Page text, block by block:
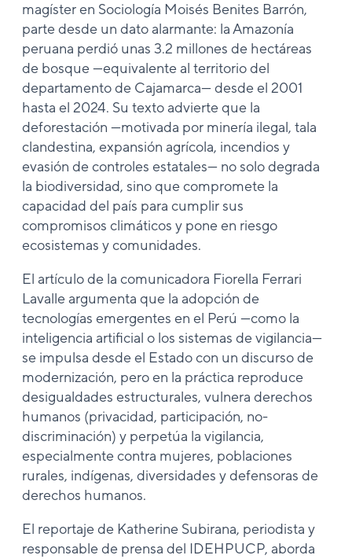
magíster en Sociología Moisés Benites Barrón,
parte desde un dato alarmante: la Amazonía
peruana perdió unas 3.2 millones de hectáreas
de bosque —equivalente al territorio del
departamento de Cajamarca— desde el 2001
hasta el 2024. Su texto advierte que la
deforestación —motivada por minería ilegal, tala
clandestina, expansión agrícola, incendios y
evasión de controles estatales— no solo degrada
la biodiversidad, sino que compromete la
capacidad del país para cumplir sus
compromisos climáticos y pone en riesgo
ecosistemas y comunidades.
El artículo de la comunicadora Fiorella Ferrari
Lavalle argumenta que la adopción de
tecnologías emergentes en el Perú —como la
inteligencia artificial o los sistemas de vigilancia—
se impulsa desde el Estado con un discurso de
modernización, pero en la práctica reproduce
desigualdades estructurales, vulnera derechos
humanos (privacidad, participación, no-
discriminación) y perpetúa la vigilancia,
especialmente contra mujeres, poblaciones
rurales, indígenas, diversidades y defensoras de
derechos humanos.
El reportaje de Katherine Subirana, periodista y
responsable de prensa del IDEHPUCP, aborda